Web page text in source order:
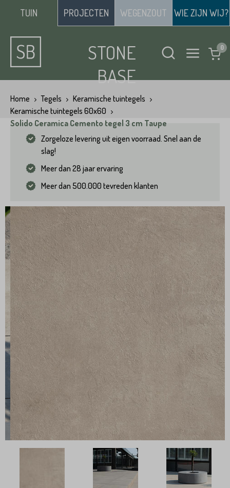
TUIN PROJECTEN WEGENZOUT WIE ZIJN WIJ?
STONE
BASE
Home Tegels
Keramische tuintegels
Keramische tuintegels 60x60
Solido Ceramica Cemento tegel 3 cm Taupe
Zorgeloze levering uit eigen voorraad. Snel aan de
slag!
Meer dan 28 jaar ervaring
Meer dan 500.000 tevreden klanten